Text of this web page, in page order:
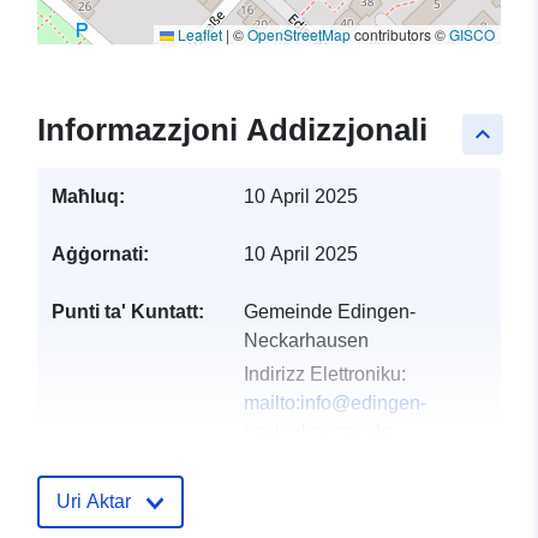
Leaflet | ©OpenStreetMapcontributors ©GISCO
keyboard_arrow_up
Informazzjoni Addizzjonali
Maħluq: 10 April 2025
Aġġornati: 10 April 2025
Punti ta' Kuntatt:
Gemeinde Edingen-
Neckarhausen
Indirizz Elettroniku:
mailto:info@edingen-
Uri Aktar